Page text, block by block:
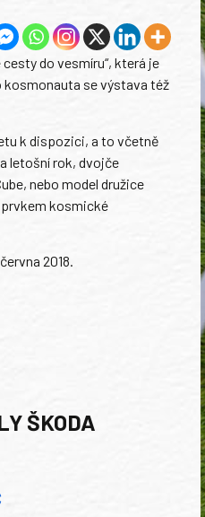
do vesmíru“, která je
se výstava též
k dispozici, a to včetně
letošní rok, dvojče
nebo model družice
kosmické
2018.
ŠKODA